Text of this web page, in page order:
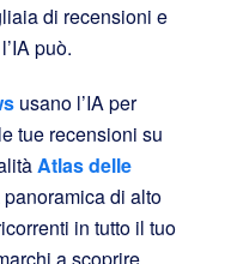
di recensioni e
può.
usano l’IA per
tue recensioni su
Atlas delle
di alto
in tutto il tuo